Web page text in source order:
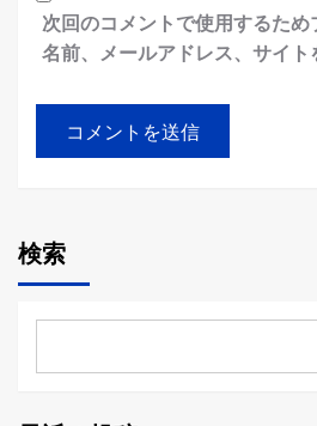
次回のコメントで使用するた
名前、メールアドレス、サイト
検索